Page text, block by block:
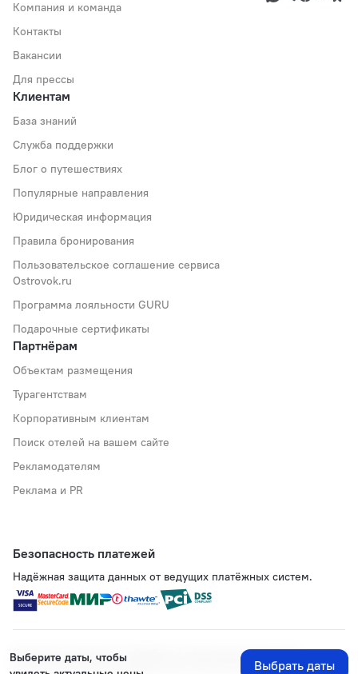
Выберите даты, чтобы
Выбрать даты
Компания и команда
Контакты
Вакансии
Для прессы
Клиентам
База знаний
Служба поддержки
Блог о путешествиях
Популярные направления
Юридическая информация
Правила бронирования
Пользовательское соглашение сервиса
Ostrovok.ru
Программа лояльности GURU
Подарочные сертификаты
Партнёрам
Объектам размещения
Турагентствам
Корпоративным клиентам
Поиск отелей на вашем сайте
Рекламодателям
Реклама и PR
Безопасность платежей
Надёжная защита данных от ведущих платёжных систем.
Политика хранения и обработки персональных данных
Применяются рекомендательные технологии